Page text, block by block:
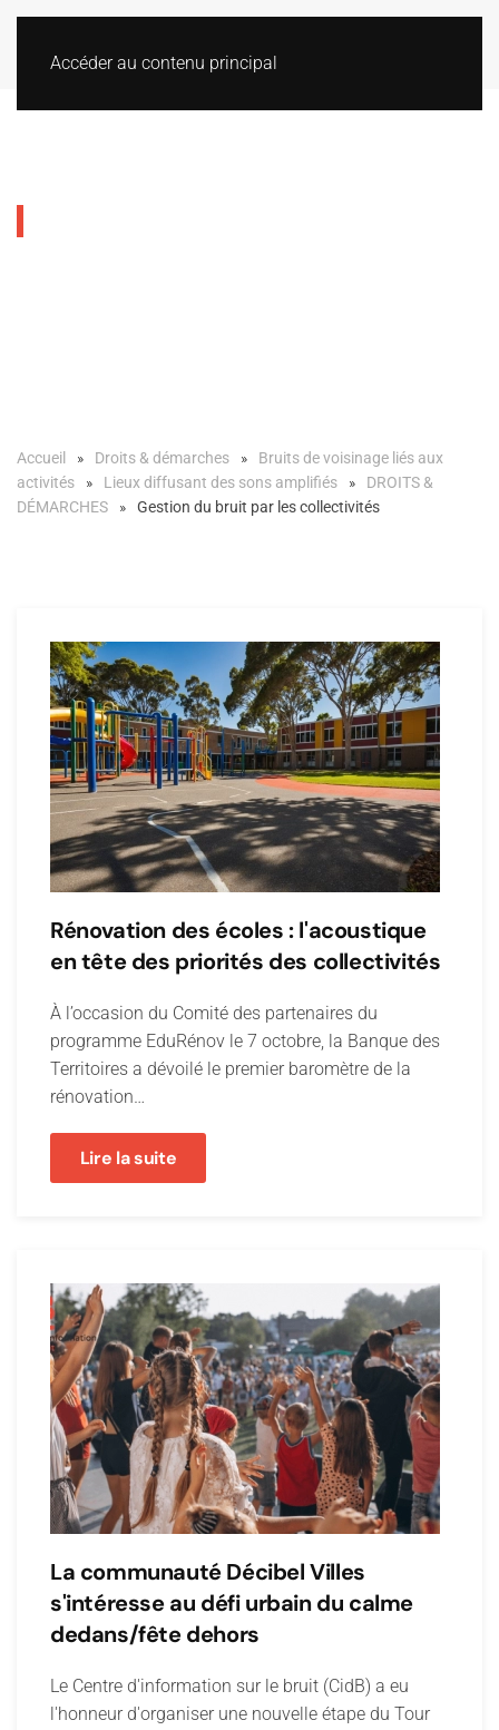
Accéder au contenu principal
Accueil Droits & démarches
Bruits de voisinage liés aux
activités
Lieux diffusant des sons amplifiés
DROITS &
DÉMARCHES
Gestion du bruit par les collectivités
Rénovation des écoles : l'acoustique
en tête des priorités des collectivités
À l’occasion du Comité des partenaires du
programme EduRénov le 7 octobre, la Banque des
Territoires a dévoilé le premier baromètre de la
rénovation…
Lire la suite
La communauté Décibel Villes
s'intéresse au défi urbain du calme
dedans/fête dehors
Le Centre d'information sur le bruit (CidB) a eu
l'honneur d'organiser une nouvelle étape du Tour